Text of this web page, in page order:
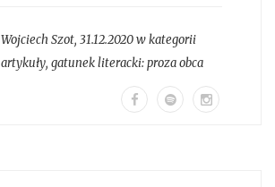
Wojciech Szot, 31.12.2020 w kategorii
artykuły, gatunek literacki:proza obca